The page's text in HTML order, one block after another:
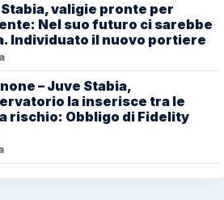
valigie pronte per
Nel suo futuro ci sarebbe
Individuato il nuovo portiere
– Juve Stabia,
la inserisce tra le
rischio: Obbligo di Fidelity